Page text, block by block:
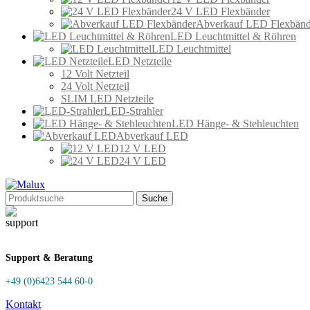
24 V LED Flexbänder
Abverkauf LED
LED Leuchtmittel & Röhren
LED Leuchtmittel
LED Netzteile
12 Volt Netzteil
24 Volt Netzteil
SLIM LED Netzteile
LED-Strahler
LED Hänge- & Stehleuchten
Abverkauf LED
12 V LED
24 V LED
Suche
Support & Beratung
+49 (0)6423 544 60-0
Kontakt